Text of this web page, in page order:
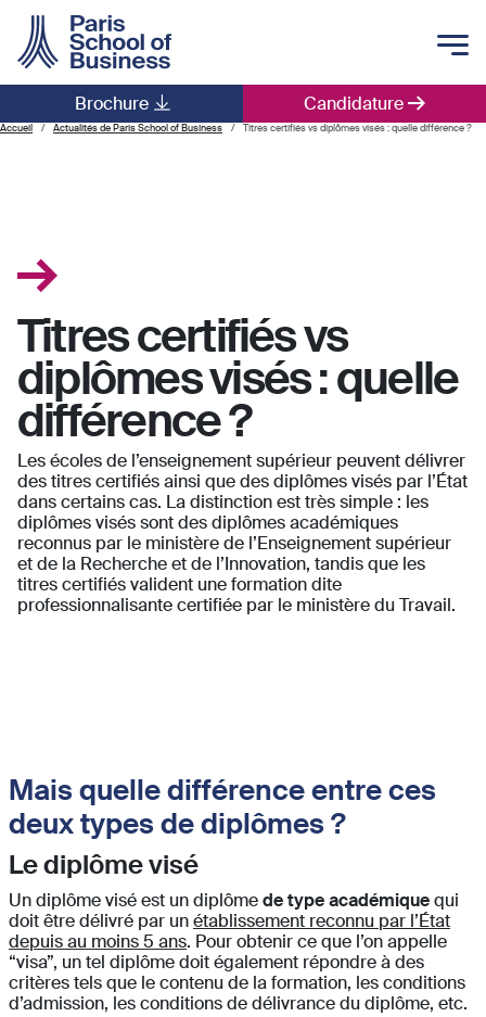
Candidature
Brochure
Main navigation
Accueil Actualités de Paris School of Business Titres certifiés vs diplômes visés : quelle différence ?
Titres certifiés vs
diplômes visés : quelle
différence ?
Les écoles de l’enseignement supérieur peuvent délivrer
des titres certifiés ainsi que des diplômes visés par l’État
dans certains cas. La distinction est très simple : les
diplômes visés sont des diplômes académiques
reconnus par le ministère de l’Enseignement supérieur
et de la Recherche et de l’Innovation, tandis que les
titres certifiés valident une formation dite
professionnalisante certifiée par le ministère du Travail.
Mais quelle différence entre ces
deux types de diplômes ?
Le diplôme visé
Un diplôme visé est un diplômede type académiquequi
doit être délivré par unétablissement reconnu par l’État
depuis au moins 5 ans. Pour obtenir ce que l’on appelle
“visa”, un tel diplôme doit également répondre à des
critères tels que le contenu de la formation, les conditions
d’admission, les conditions de délivrance du diplôme, etc.